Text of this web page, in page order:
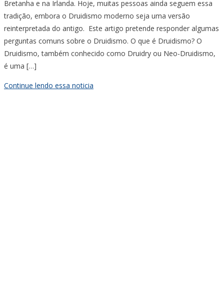
Bretanha e na Irlanda. Hoje, muitas pessoas ainda seguem essa
tradição, embora o Druidismo moderno seja uma versão
reinterpretada do antigo. Este artigo pretende responder algumas
perguntas comuns sobre o Druidismo. O que é Druidismo? O
Druidismo, também conhecido como Druidry ou Neo-Druidismo,
é uma […]
Continue lendo essa noticia